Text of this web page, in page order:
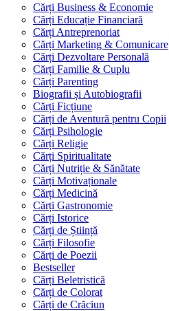
Cărți Business & Economie
Cărți Educație Financiară
Cărți Antreprenoriat
Cărți Marketing & Comunicare
Cărți Dezvoltare Personală
Cărți Familie & Cuplu
Cărți Parenting
Biografii și Autobiografii
Cărți Ficțiune
Cărți de Aventură pentru Copii
Cărți Psihologie
Cărți Religie
Cărți Spiritualitate
Cărți Nutriție & Sănătate
Cărți Motivaționale
Cărți Medicină
Cărți Gastronomie
Cărți Istorice
Cărți de Știință
Cărți Filosofie
Cărți de Poezii
Bestseller
Cărți Beletristică
Cărți de Colorat
Cărți de Crăciun